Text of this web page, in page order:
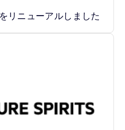
リニューアルしました